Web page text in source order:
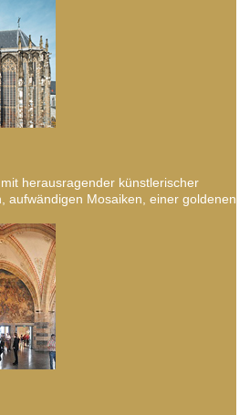
herausragender künstlerischer
aufwändigen Mosaiken, einer goldenen